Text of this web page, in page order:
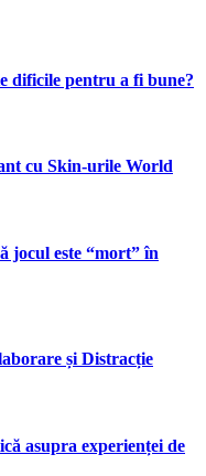
dificile pentru a fi bune?
cu Skin-urile World
jocul este “mort” în
și Distracție
asupra experienței de